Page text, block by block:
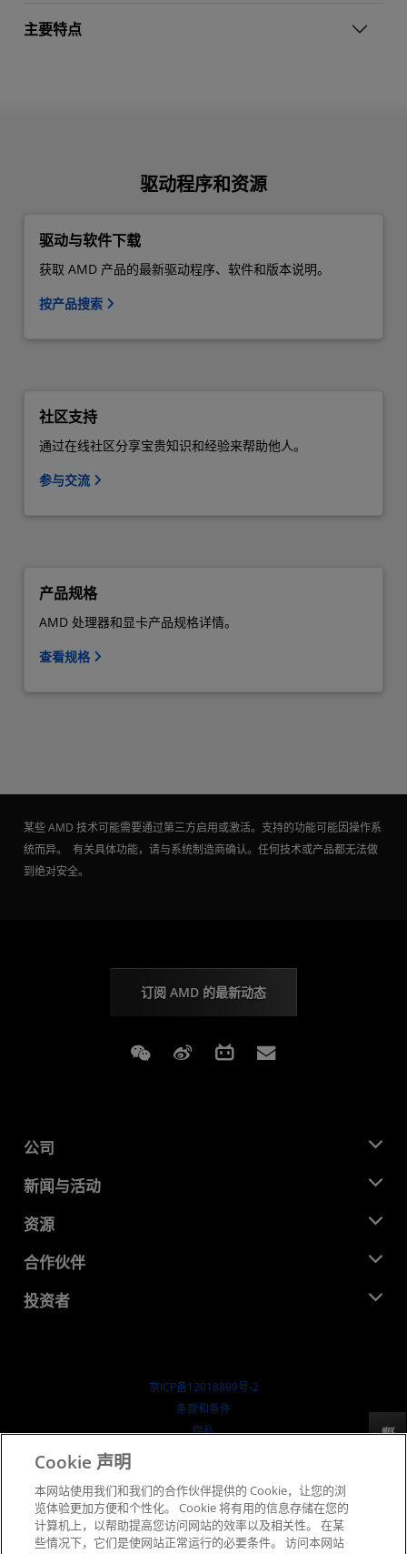
主要特点
驱动程序和资源
驱动与软件下载
获取 AMD 产品的最新驱动程序、软件和版本说明。
按产品搜索
社区支持
通过在线社区分享宝贵知识和经验来帮助他人。
参与交流
产品规格
AMD 处理器和显卡产品规格详情。
查看规格
某些 AMD 技术可能需要通过第三方启用或激活。支持的功能可能因操作系
统而异。 有关具体功能，请与系统制造商确认。任何技术或产品都无法做
到绝对安全。
订阅 AMD 的最新动态
Weixin Weibo Bilibili
公司
关于 AMD
企业责任
就业机会
联系我们
新闻与活动
新闻中心
媒体库
资源
开发中心
成功案例
合作伙伴
AMD 合作伙伴中心
投资者
京ICP备12018899号-2
​条款和条件
隐私
公开公平竞争
英国税收策略
Cookie 政策
反馈
Cookie 声明
本网站使用我们和我们的合作伙伴提供的 Cookie，让您的浏
览体验更加方便和个性化。 Cookie 将有用的信息存储在您的
计算机上，以帮助提高您访问网站的效率以及相关性。 在某
些情况下，它们是使网站正常运行的必要条件。 访问本网站